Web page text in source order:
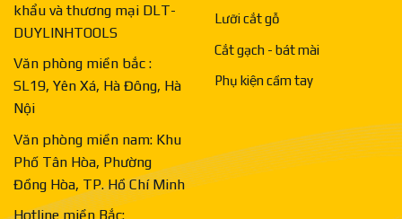
khẩu và thương mại DLT-
DUYLINHTOOLS
Văn phòng miền bắc :
SL19, Yên Xá, Hà Đông, Hà
Nội
Văn phòng miền nam: Khu
Phố Tân Hòa, Phường
Đồng Hòa, TP. Hồ Chí Minh
Hotline miền Bắc:
Lưỡi cắt gỗ
Cắt gạch - bát mài
Phụ kiện cầm tay